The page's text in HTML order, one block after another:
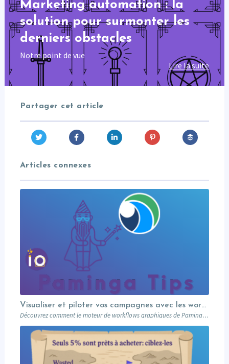
Marketing automation : la
solution pour surmonter les
derniers obstacles
Notre point de vue
Lire la suite
Partager cet article
Articles connexes
Visualiser et piloter vos campagnes avec les workflows graphiques Paminga.
Découvrez comment le moteur de workflows graphiques de Paminga vous permet de visualiser toute la logique de vos campagnes en un seul coup d’œil — branches conditionnelles, AB tests, waits et intégration Salesforce.